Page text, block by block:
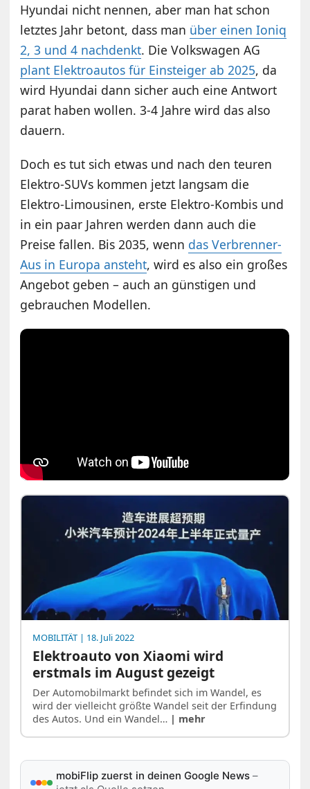
Hyundai nicht nennen, aber man hat schon
letztes Jahr betont, dass man über einen Ioniq
2, 3 und 4 nachdenkt. Die Volkswagen AG
plant Elektroautos für Einsteiger ab 2025, da
wird Hyundai dann sicher auch eine Antwort
parat haben wollen. 3-4 Jahre wird das also
dauern.
Doch es tut sich etwas und nach den teuren
Elektro-SUVs kommen jetzt langsam die
Elektro-Limousinen, erste Elektro-Kombis und
in ein paar Jahren werden dann auch die
Preise fallen. Bis 2035, wenn das Verbrenner-
Aus in Europa ansteht, wird es also ein großes
Angebot geben – auch an günstigen und
gebrauchen Modellen.
MOBILITÄT | 18. Juli 2022
Elektroauto von Xiaomi wird
erstmals im August gezeigt
Der Automobilmarkt befindet sich im Wandel, es
wird der vielleicht größte Wandel seit der Erfindung
des Autos. Und ein Wandel… | mehr
mobiFlip zuerst in deinen Google News –